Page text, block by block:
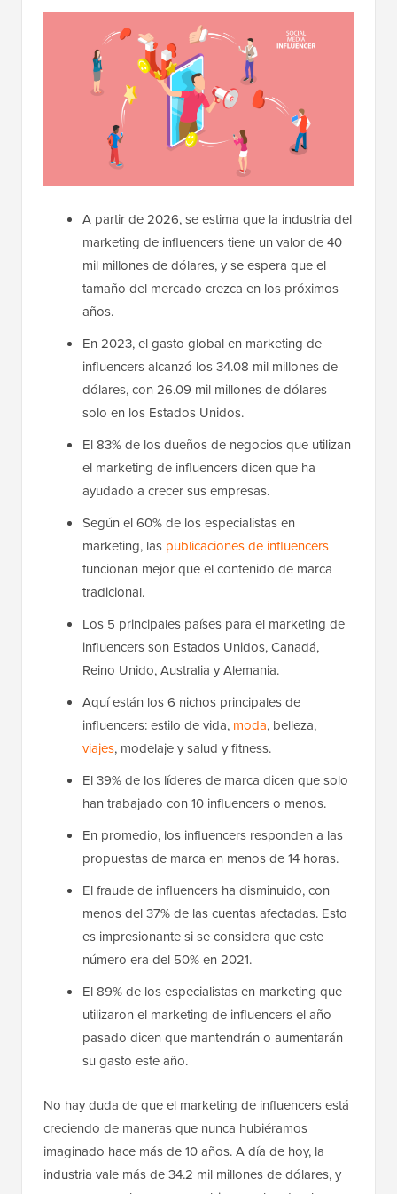
A partir de 2026, se estima que la industria del
marketing de influencers tiene un valor de 40
mil millones de dólares, y se espera que el
tamaño del mercado crezca en los próximos
años.
En 2023, el gasto global en marketing de
influencers alcanzó los 34.08 mil millones de
dólares, con 26.09 mil millones de dólares
solo en los Estados Unidos.
El 83% de los dueños de negocios que utilizan
el marketing de influencers dicen que ha
ayudado a crecer sus empresas.
Según el 60% de los especialistas en
marketing, las publicaciones de influencers
funcionan mejor que el contenido de marca
tradicional.
Los 5 principales países para el marketing de
influencers son Estados Unidos, Canadá,
Reino Unido, Australia y Alemania.
Aquí están los 6 nichos principales de
influencers: estilo de vida, moda, belleza,
viajes, modelaje y salud y fitness.
El 39% de los líderes de marca dicen que solo
han trabajado con 10 influencers o menos.
En promedio, los influencers responden a las
propuestas de marca en menos de 14 horas.
El fraude de influencers ha disminuido, con
menos del 37% de las cuentas afectadas. Esto
es impresionante si se considera que este
número era del 50% en 2021.
El 89% de los especialistas en marketing que
utilizaron el marketing de influencers el año
pasado dicen que mantendrán o aumentarán
su gasto este año.
No hay duda de que el marketing de influencers está
creciendo de maneras que nunca hubiéramos
imaginado hace más de 10 años. A día de hoy, la
industria vale más de 34.2 mil millones de dólares, y